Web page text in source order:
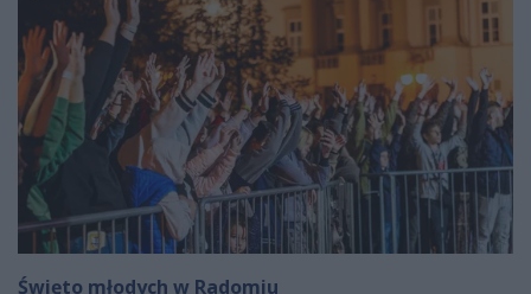
Święto młodych w Radomiu